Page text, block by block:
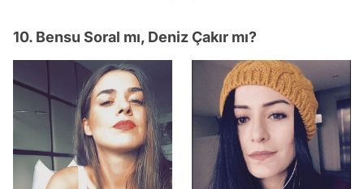
10. Bensu Soral mı, Deniz Çakır mı?